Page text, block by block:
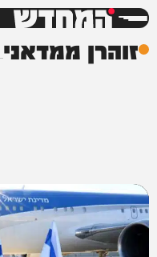
המחדש
זוהרן ממדאני